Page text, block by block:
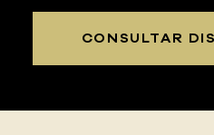
CONSULTAR